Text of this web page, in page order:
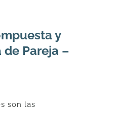
y
Pareja –
son las